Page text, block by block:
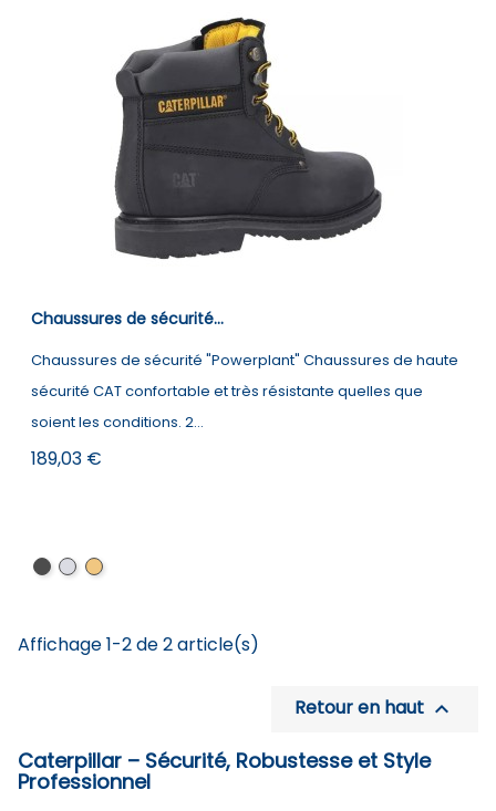
Chaussures de sécurité...
Chaussures de sécurité "Powerplant" Chaussures de haute
sécurité CAT confortable et très résistante quelles que
soient les conditions. 2...
Prix
189,03 €
BlackDarkHoney
Affichage 1-2 de 2 article(s)
Retour en haut 
Caterpillar – Sécurité, Robustesse et Style
Professionnel